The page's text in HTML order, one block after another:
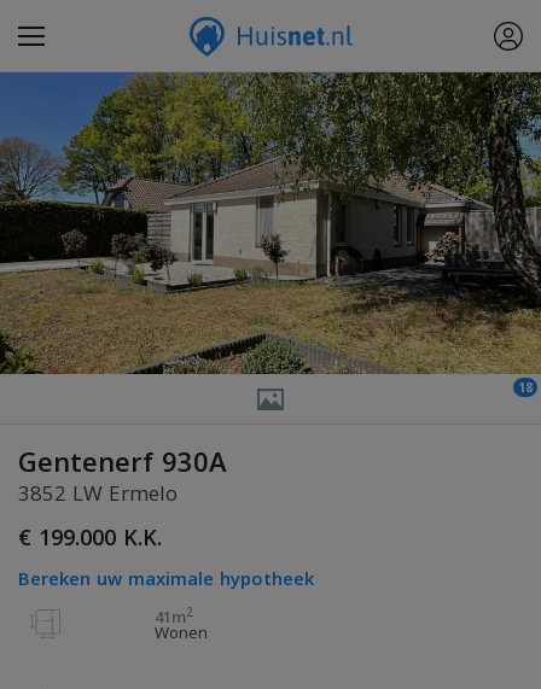
18
Gentenerf 930A
3852 LW Ermelo
€ 199.000 K.K.
Bereken uw maximale hypotheek
41m2
Wonen